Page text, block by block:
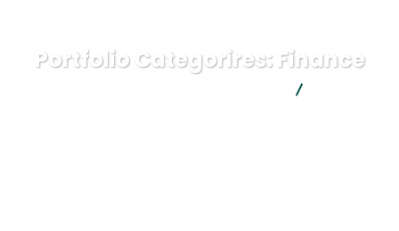
Portfolio Categorires: Finance